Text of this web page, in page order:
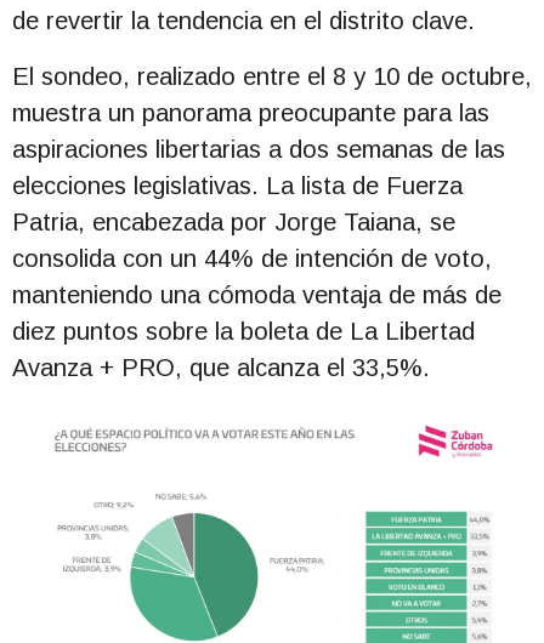
de revertir la tendencia en el distrito clave.
El sondeo, realizado entre el 8 y 10 de octubre,
muestra un panorama preocupante para las
aspiraciones libertarias a dos semanas de las
elecciones legislativas. La lista de Fuerza
Patria, encabezada por Jorge Taiana, se
consolida con un 44% de intención de voto,
manteniendo una cómoda ventaja de más de
diez puntos sobre la boleta de La Libertad
Avanza + PRO, que alcanza el 33,5%.